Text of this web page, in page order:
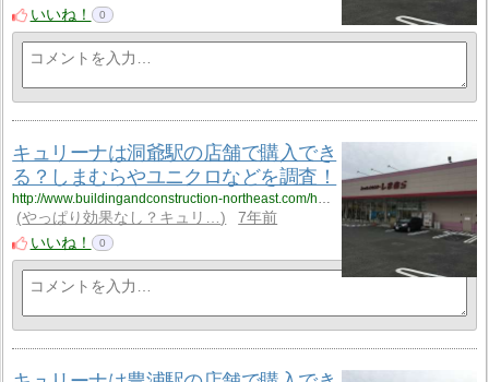
いいね！
0
キュリーナは洞爺駅の店舗で購入でき
る？しまむらやユニクロなどを調査！
やっぱり効果なし？キュリ…
7年前
いいね！
0